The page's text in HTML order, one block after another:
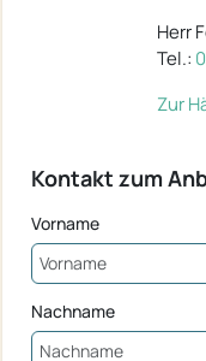
Herr
Tel.:
Zur
Kontakt zum
Vorname
Nachname